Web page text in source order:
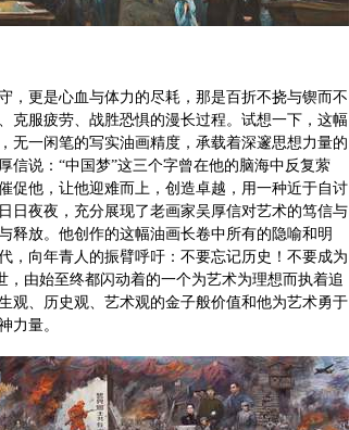
，更是心血与体力的尽耗，那是百折不挠与锲而不
克服疲劳、战胜恐惧的漫长过程。试想一下，这幅
无一闲笔的写实油画精度，承载着深邃思想力量的
信说：“中国梦”这三个字曾在他的脑海中反复萦
促他，让他迎难而上，创造卓越，用一种近于自讨
日夜夜，充分展现了老画家吴厚信对艺术的笃信与
释放。他创作的这幅油画长卷中所有的隐喻和明
，向年青人的振臂呼吁：不要忘记历史！不要成为
，由始至终都闪动着的一个为艺术为理想而执着追
观、历史观、艺术观的金子般价值和他为艺术勇于
力量。